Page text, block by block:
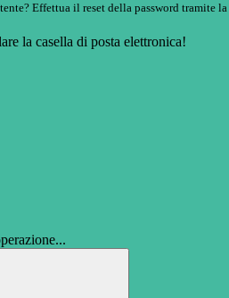
Effettua il reset della password tramite la
la casella di posta elettronica!